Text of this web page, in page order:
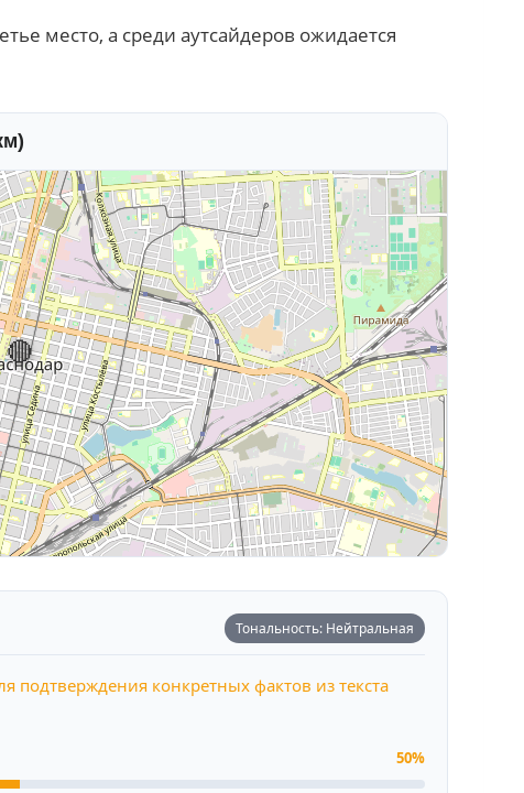
место, а среди аутсайдеров ожидается
🔴
Тональность: Нейтральная
подтверждения конкретных фактов из текста
50%